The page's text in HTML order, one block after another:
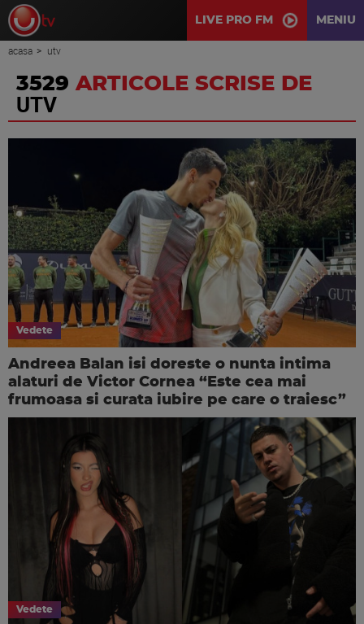
LIVE PRO FM MENIU
acasa utv
3529 ARTICOLE SCRISE DE
UTV
Vedete
Andreea Balan isi doreste o nunta intima
alaturi de Victor Cornea “Este cea mai
frumoasa si curata iubire pe care o traiesc”
Vedete